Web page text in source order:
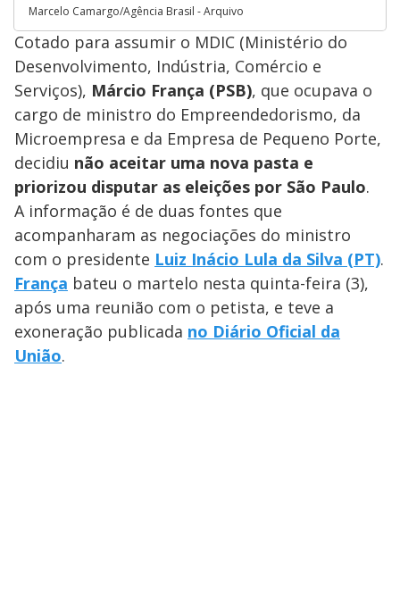
Marcelo Camargo/Agência Brasil - Arquivo
Cotado para assumir o MDIC (Ministério do
Desenvolvimento, Indústria, Comércio e
Serviços), Márcio França (PSB), que ocupava o
cargo de ministro do Empreendedorismo, da
Microempresa e da Empresa de Pequeno Porte,
decidiu não aceitar uma nova pasta e
priorizou disputar as eleições por São Paulo.
A informação é de duas fontes que
acompanharam as negociações do ministro
com o presidente Luiz Inácio Lula da Silva (PT).
França bateu o martelo nesta quinta-feira (3),
após uma reunião com o petista, e teve a
exoneração publicada no Diário Oficial da
União.